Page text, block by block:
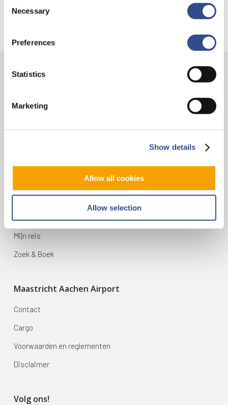
Selection
Necessary
Preferences
Statistics
Marketing
Show details
Allow all cookies
Allow selection
Vliegveldweg 90
+31-(0)43-358 9898
Vluchten
Bestemmingen
Mijn reis
Zoek & Boek
Maastricht Aachen Airport
Contact
Cargo
Voorwaarden en reglementen
Disclaimer
Volg ons!